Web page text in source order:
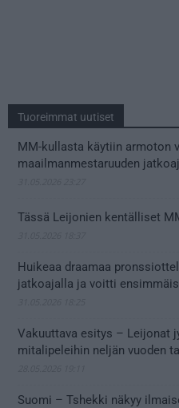
Tuoreimmat uutiset
MM-kullasta käytiin armoton
maailmanmestaruuden
Tässä Leijonien kentälliset
Huikeaa draamaa
jatkoajalla ja voitti
Vakuuttava esitys – Leijonat
mitalipeleihin neljän vuoden
Suomi – Tshekki näkyy